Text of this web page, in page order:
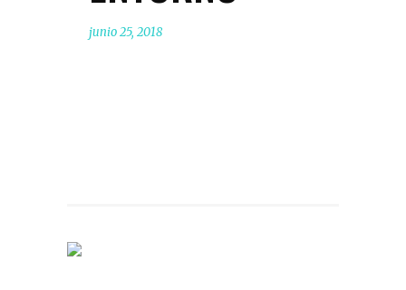
junio 25, 2018